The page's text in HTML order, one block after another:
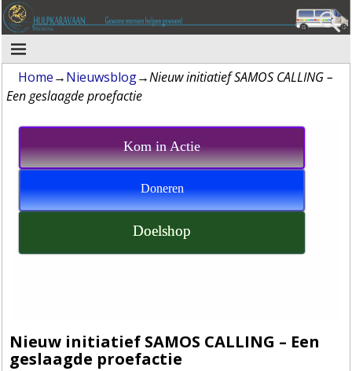
Home→Nieuwsblog→Nieuw initiatief SAMOS CALLING –
Een geslaagde proefactie
Kom in Actie
Doneren
Doelshop
Nieuw initiatief SAMOS CALLING – Een
geslaagde proefactie